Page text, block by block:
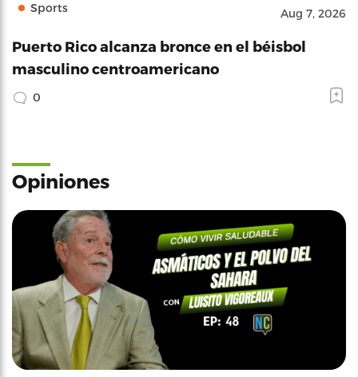
Sports Aug 7, 2026
Puerto Rico alcanza bronce en el béisbol
masculino centroamericano
0
Opiniones